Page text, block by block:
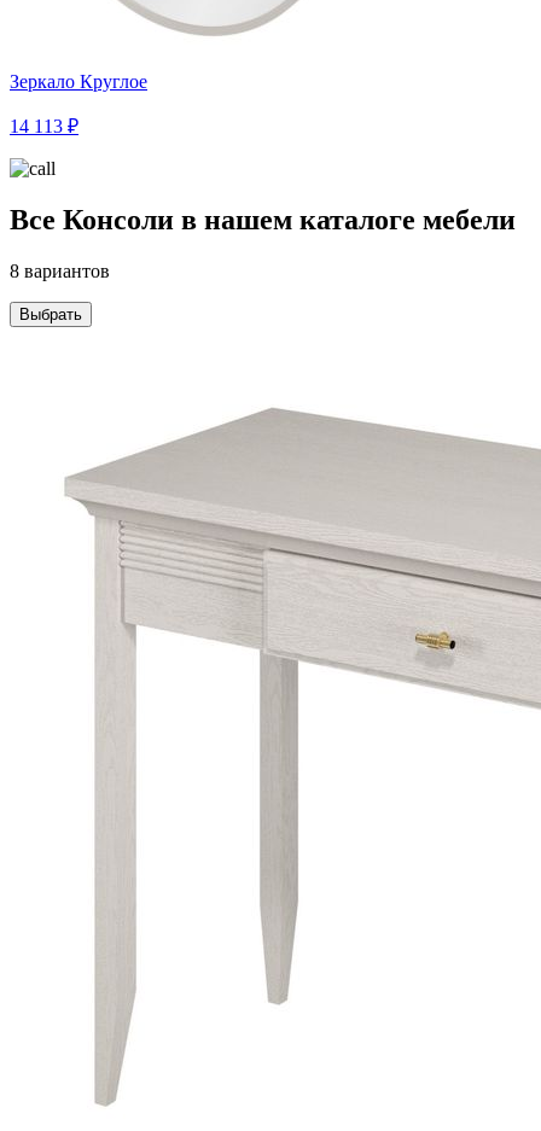
Зеркало Круглое
14 113 ₽
Все Консоли в нашем каталоге мебели
8 вариантов
Выбрать